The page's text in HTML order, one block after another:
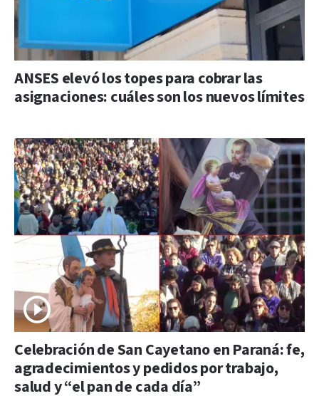
ANSES elevó los topes para cobrar las
asignaciones: cuáles son los nuevos límites
Celebración de San Cayetano en Paraná: fe,
agradecimientos y pedidos por trabajo,
salud y “el pan de cada día”